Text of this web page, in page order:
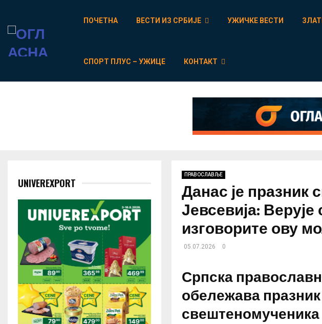
ПОЧЕТНА ВЕСТИ ИЗ СРБИЈЕ УЖИЧКЕ ВЕСТИ
СПОРТ ПЛУС – УЖИЦЕ КОНТАКТ
ПРАВОСЛАВЉЕ
Данас је празник
Јевсевија:
изговорите ову
05.07.2026 0
Српска
обележава
свештеномученика
UNIVEREXPORT